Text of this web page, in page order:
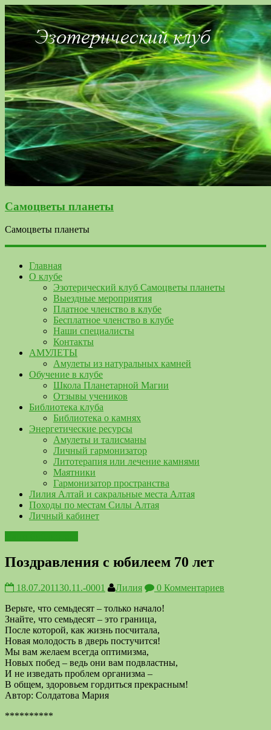
Самоцветы планеты
Самоцветы планеты
Главная
О клубе
Эзотерический клуб Самоцветы планеты
Выездные мероприятия
Платное членство в клубе
Бесплатное членство в клубе
Наши специалисты
Контакты
АМУЛЕТЫ
Амулеты из натуральных камней
Обучение в клубе
Школа Планетарной Магии
Отзывы учеников
Библиотека клуба
Библиотека о камнях
Энергетические ресурсы
Амулеты и талисманы
Личный гармонизатор
Литотерапия или лечение камнями
Маятники
Гармонизатор пространства
Лилия Алтай и сакральные места Алтая
Походы по местам Силы Алтая
Личный кабинет
Поздравления с юбилеем 70 лет
18.07.201130.11.-0001 Лилия
0 Комментариев
Верьте, что семьдесят – только начало!
Знайте, что семьдесят – это граница,
После которой, как жизнь посчитала,
Новая молодость в дверь постучится!
Мы вам желаем всегда оптимизма,
Новых побед – ведь они вам подвластны,
И не изведать проблем организма –
В общем, здоровьем гордиться прекрасным!
Автор: Солдатова Мария
**********